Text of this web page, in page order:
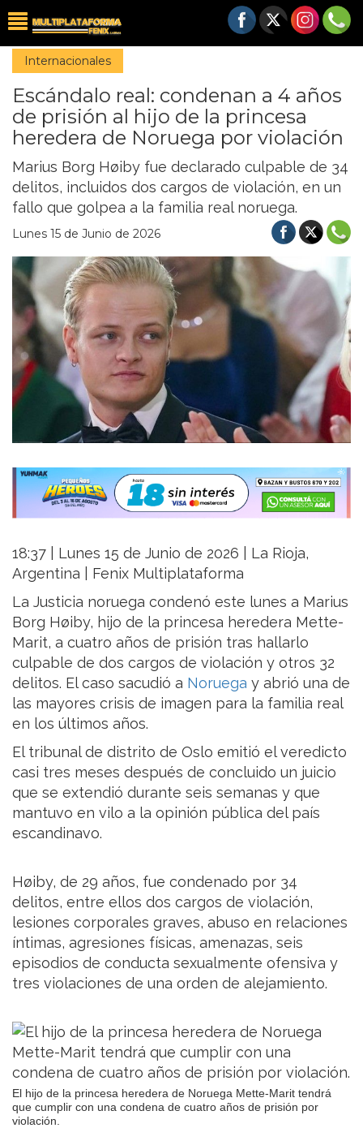
Internacionales
Escándalo real: condenan a 4 años
de prisión al hijo de la princesa
heredera de Noruega por violación
Marius Borg Høiby fue declarado culpable de 34
delitos, incluidos dos cargos de violación, en un
fallo que golpea a la familia real noruega.
Lunes 15 de Junio de 2026
18:37 | Lunes 15 de Junio de 2026 | La Rioja,
Argentina | Fenix Multiplataforma
La Justicia noruega condenó este lunes a Marius
Borg Høiby, hijo de la princesa heredera Mette-
Marit, a cuatro años de prisión tras hallarlo
culpable de dos cargos de violación y otros 32
delitos. El caso sacudió a Noruega y abrió una de
las mayores crisis de imagen para la familia real
en los últimos años.
El tribunal de distrito de Oslo emitió el veredicto
casi tres meses después de concluido un juicio
que se extendió durante seis semanas y que
mantuvo en vilo a la opinión pública del país
escandinavo.
Høiby, de 29 años, fue condenado por 34
delitos, entre ellos dos cargos de violación,
lesiones corporales graves, abuso en relaciones
íntimas, agresiones físicas, amenazas, seis
episodios de conducta sexualmente ofensiva y
tres violaciones de una orden de alejamiento.
El hijo de la princesa heredera de Noruega Mette-Marit tendrá
que cumplir con una condena de cuatro años de prisión por
violación.